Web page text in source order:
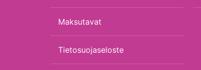
Maksutavat
Tietosuojaseloste